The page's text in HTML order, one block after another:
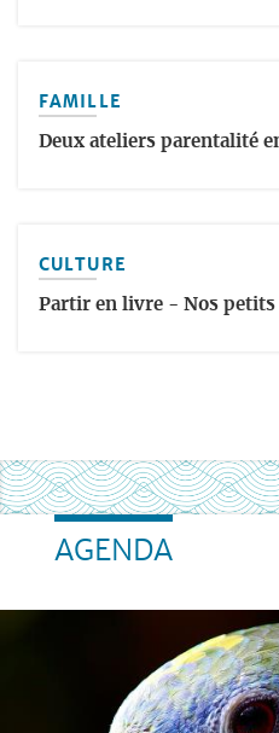
FAMILLE
Deux ateliers parentalité
CULTURE
Partir en livre - Nos petits
AGENDA